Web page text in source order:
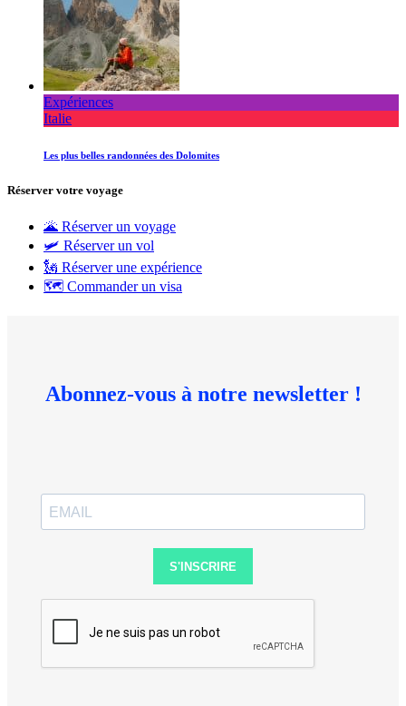
Expériences
Italie
Les plus belles randonnées des Dolomites
Réserver votre voyage
🌋 Réserver un voyage
🛩 Réserver un vol
🗽 Réserver une expérience
🗺 Commander un visa
Abonnez-vous à notre newsletter !
S'INSCRIRE